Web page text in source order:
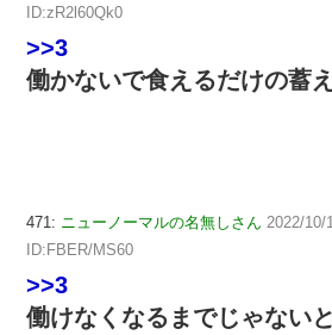
ID:zR2l60Qk0
>>3
働かないで食えるだけの蓄
471: ニューノーマルの名無しさん 2022/10/
ID:FBER/MS60
>>3
働けなくなるまでじゃない